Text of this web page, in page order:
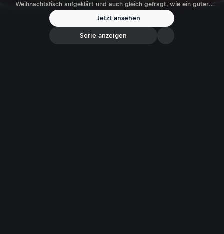
Weihnachtsfisch aufgeklärt und auch gleich gefragt, wie ein guter
Jetzt ansehen
Serie anzeigen